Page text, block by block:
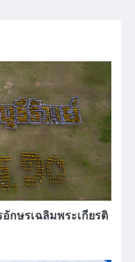
กษรเฉลิมพระเกียรติ